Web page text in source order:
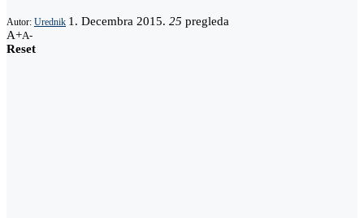
Autor: Urednik 1. Decembra 2015. 25 pregleda
A+A-
Reset